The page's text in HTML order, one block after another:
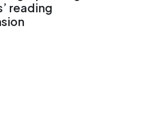
reading